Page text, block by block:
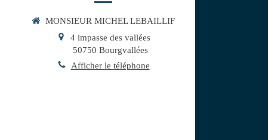
MONSIEUR MICHEL LEBAILLIF
4 impasse des vallées
50750 Bourgvallées
Afficher le téléphone